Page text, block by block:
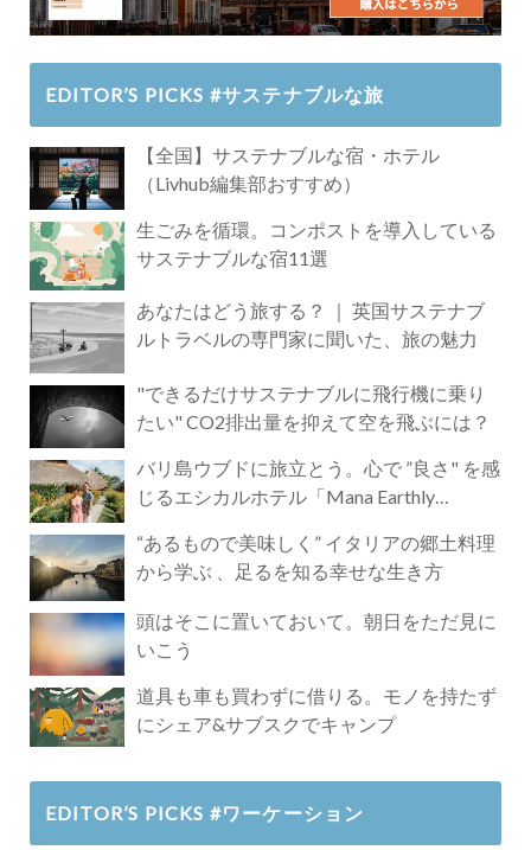
EDITOR’S PICKS #サステナブルな旅
【全国】サステナブルな宿・ホテル
（Livhub編集部おすすめ）
生ごみを循環。コンポストを導入している
サステナブルな宿11選
あなたはどう旅する？ ｜ 英国サステナブ
ルトラベルの専門家に聞いた、旅の魅力
"できるだけサステナブルに飛行機に乗り
たい" CO2排出量を抑えて空を飛ぶには？
バリ島ウブドに旅立とう。心で ”良さ" を感
じるエシカルホテル「Mana Earthly
“あるもので美味しく” イタリアの郷土料理
から学ぶ 、足るを知る幸せな生き方
頭はそこに置いておいて。朝日をただ見に
いこう
道具も車も買わずに借りる。モノを持たず
にシェア&サブスクでキャンプ
EDITOR’S PICKS #ワーケーション